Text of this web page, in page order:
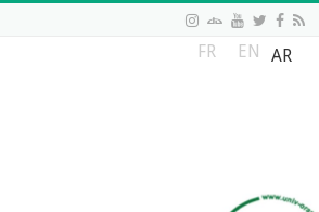
AR
EN
FR